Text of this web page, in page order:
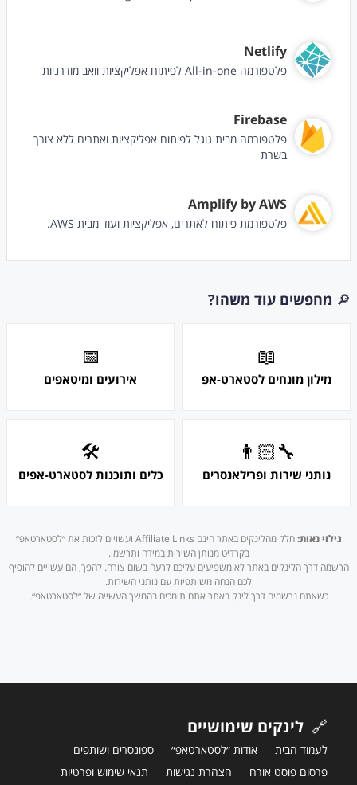
Netlify
פלטפורמה All-in-one לפיתוח אפליקציות וואב מודרניות
Firebase
פלטפורמה מבית גוגל לפיתוח אפליקציות ואתרים ללא צורך
בשרת
Amplify by AWS
פלטפורמת פיתוח לאתרים, אפליקציות ועוד מבית AWS.
🔎 מחפשים עוד משהו?
📖
מילון מונחים לסטארט-אפ
📅
אירועים ומיטאפים
👨🏻‍🔧
נותני שירות ופרילאנסרים
🛠
כלים ותוכנות לסטארט-אפים
גילוי נאות:
חלק מהלינקים באתר הינם Affiliate Links ועשויים לזכות את ״לסטארטאפ״
בקרדיט מנותן השירות במידה ותרשמו.
הרשמה דרך הלינקים באתר לא משפיעים עליכם לרעה בשום צורה. להפך, הם עשויים להוסיף
לכם הנחה משותפיות עם נותני השירות.
כשאתם נרשמים דרך לינק באתר אתם תומכים בהמשך העשייה של ״לסטארטאפ״.
🔗 לינקים שימושיים
לעמוד הבית אודות ״לסטארטאפ״
ספונסרים ושותפים
פרסום פוסט אורח
הצהרת נגישות תנאי שימוש ופרטיות